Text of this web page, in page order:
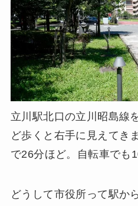
立川駅北口の立川昭島線
ど歩くと右手に見えてき
で26分ほど。自転車でも
どうして市役所って駅か